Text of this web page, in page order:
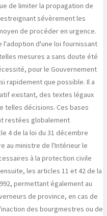
de limiter la propagation de
sévèrement les
de procéder en urgence.
l'adoption d'une loi fournissant
mesures a sans doute été
pour le Gouvernement
rapidement que possible. Il a
existant, des textes légaux
telles décisions. Ces bases
restées globalement
4 de la loi du 31 décembre
au ministre de l'Intérieur le
à la protection civile
les articles 11 et 42 de la
permettant également au
de province, en cas de
des bourgmestres ou de